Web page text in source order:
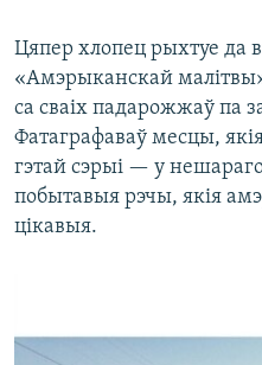
Цяпер хлопец рыхтуе да
«Амэрыканскай
са сваіх падарожжаў па
Фатаграфаваў месцы,
гэтай сэрыі — у
побытавыя рэчы, якія
цікавыя.